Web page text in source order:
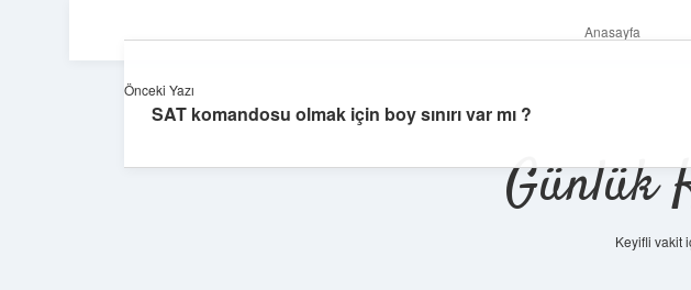
Anasayfa
Günlük
Keyifli vakit
Önceki Yazı
SAT komandosu olmak için boy sınırı var mı ?